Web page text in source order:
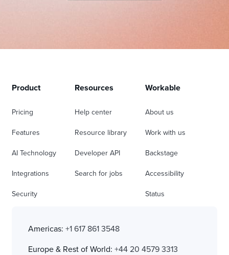
Product
Pricing
Features
AI Technology
Integrations
Security
Resources
Help center
Resource library
Developer API
Search for jobs
Workable
About us
Work with us
Backstage
Accessibility
Status
Americas: +1 617 861 3548
Europe & Rest of World: +44 20 4579 3313